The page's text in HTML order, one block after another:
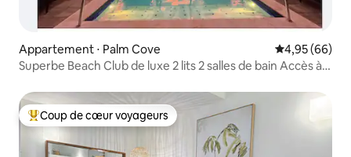
Appartement ⋅ Palm Cove Évaluation
4,95 (66)
Superbe Beach Club de luxe 2 lits 2 salles de bain Accès à
Coups de cœur voyageurs les plus appréciés
Coup de cœur voyageurs